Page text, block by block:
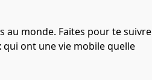
au monde. Faites pour te suivre
ont une vie mobile quelle